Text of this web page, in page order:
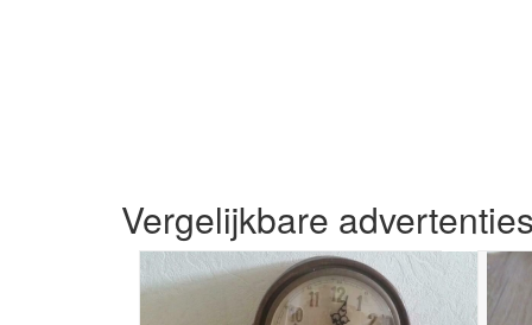
Vergelijkbare